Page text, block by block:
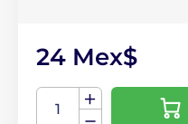
24 Mex$